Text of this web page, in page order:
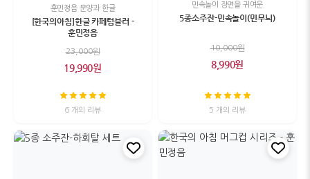
훈민정음 문양과 한글
[한국의아침]한글 카페텀블러 -
훈민정음
23,000원
19,990원
6 개의 리뷰
민속놀이 장면을 귀여운
5종소주잔-민속놀이(민무늬)
10,000원
8,990원
5 개의 리뷰